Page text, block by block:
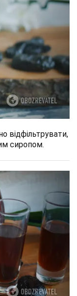
відфільтрувати,
сиропом.